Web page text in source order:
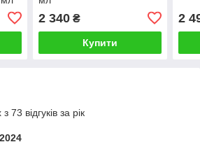
2 340₴
Купити
2
73 відгуків за рік